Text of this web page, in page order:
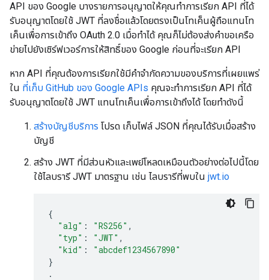
API ของ Google บางรายการอนุญาตให้คุณทำการเรียก API ที่ได้
รับอนุญาตโดยใช้ JWT ที่ลงชื่อแล้วโดยตรงเป็นโทเค็นผู้ถือแทนโท
เค็นเพื่อการเข้าถึง OAuth 2.0 เมื่อทำได้ คุณก็ไม่ต้องส่งคำขอเครือ
ข่ายไปยังเซิร์ฟเวอร์การให้สิทธิ์ของ Google ก่อนที่จะเรียก API
หาก API ที่คุณต้องการเรียกใช้มีคำจำกัดความของบริการที่เผยแพร่
ใน ที่เก็บ GitHub ของ Google APIs คุณจะทำการเรียก API ที่ได้
รับอนุญาตโดยใช้ JWT แทนโทเค็นเพื่อการเข้าถึงได้ โดยทำดังนี้
สร้างบัญชีบริการ โปรด เก็บไฟล์ JSON ที่คุณได้รับเมื่อสร้าง
บัญชี
สร้าง JWT ที่มีส่วนหัวและเพย์โหลดเหมือนตัวอย่างต่อไปนี้โดย
ใช้ไลบรารี JWT มาตรฐาน เช่น ไลบรารีที่พบใน jwt.io
{
"alg" : "RS256" ,
"typ" : "JWT" ,
"kid" :
"abcdef1234567890"
}
.